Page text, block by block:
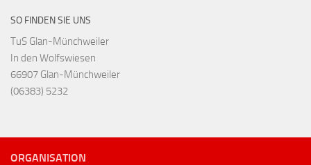
SO FINDEN SIE UNS
TuS Glan-Münchweiler
In den Wolfswiesen
66907 Glan-Münchweiler
(06383) 5232
ORGANISATION